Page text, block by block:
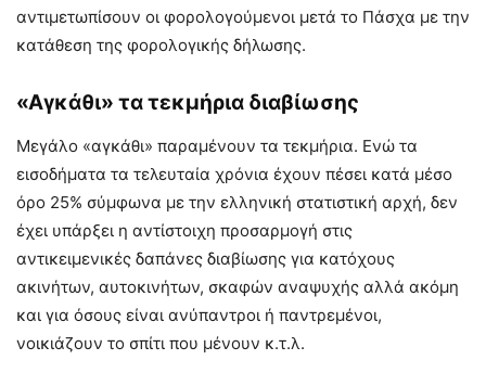
αντιμετωπίσουν οι φορολογούμενοι μετά το Πάσχα με την
κατάθεση της φορολογικής δήλωσης.
«Αγκάθι» τα τεκμήρια διαβίωσης
Μεγάλο «αγκάθι» παραμένουν τα τεκμήρια. Ενώ τα
εισοδήματα τα τελευταία χρόνια έχουν πέσει κατά μέσο
όρο 25% σύμφωνα με την ελληνική στατιστική αρχή, δεν
έχει υπάρξει η αντίστοιχη προσαρμογή στις
αντικειμενικές δαπάνες διαβίωσης για κατόχους
ακινήτων, αυτοκινήτων, σκαφών αναψυχής αλλά ακόμη
και για όσους είναι ανύπαντροι ή παντρεμένοι,
νοικιάζουν το σπίτι που μένουν κ.τ.λ.